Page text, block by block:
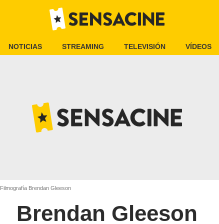
NOTICIAS STREAMING TELEVISIÓN VÍDEOS
Filmografía Brendan Gleeson
Brendan Gleeson